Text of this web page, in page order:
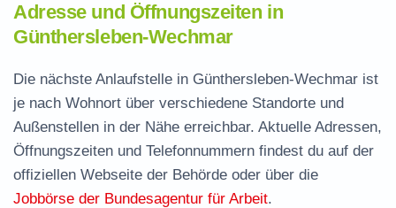
Günthersleben-Wechmar
Leistungen der Arbeitsvermittlung in
Günthersleben-Wechmar
Termin vereinbaren und Bürgergeld beantragen
Jobcenter Gotha – zuständige Stelle
Stellenangebote und Jobbörse in
Günthersleben-Wechmar
Adresse und Öffnungszeiten in
Günthersleben-Wechmar
Die nächste Anlaufstelle in Günthersleben-Wechmar ist
je nach Wohnort über verschiedene Standorte und
Außenstellen in der Nähe erreichbar. Aktuelle Adressen,
Öffnungszeiten und Telefonnummern findest du auf der
offiziellen Webseite der Behörde oder über die
Jobbörse der Bundesagentur für Arbeit.